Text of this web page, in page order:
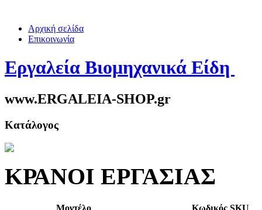
Αρχική σελίδα
Επικοινωνία
Εργαλεία Βιομηχανικά Είδη
www.ERGALEIA-SHOP.gr
Κατάλογος
ΚΡΑΝΟΙ ΕΡΓΑΣΙΑΣ
Μοντέλο Κωδικός SKU